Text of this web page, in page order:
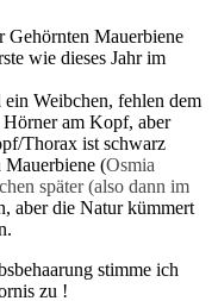
Gehörnten Mauerbiene
wie dieses Jahr im
Weibchen, fehlen dem
am Kopf, aber
Thorax ist schwarz
Mauerbiene (Osmia
später (also dann im
aber die Natur kümmert
stimme ich
zu !